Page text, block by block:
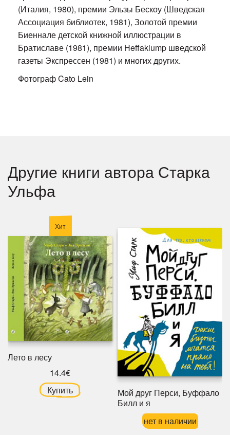
(Италия, 1980), премии Эльзы Бескоу (Шведская
Ассоциация библиотек, 1981), Золотой премии
Биеннале детской книжной иллюстрации в
Братиславе (1981), премии Heffaklump шведской
газеты Экспрессен (1981) и многих других.
Фотограф Cato Lein
Другие книги автора Старка
Ульфа
Хит
Лето в лесу
14.4€
Купить
Мой друг Перси, Буффало
Билл и я
нет в наличии